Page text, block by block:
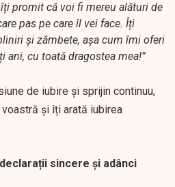
îți promit că voi fi mereu alături de
pas pe care îl vei face. Îți
și zâmbete, așa cum îmi oferi
ani, cu toată dragostea mea!”
de iubire și sprijin continuu,
și îți arată iubirea
sincere și adânci